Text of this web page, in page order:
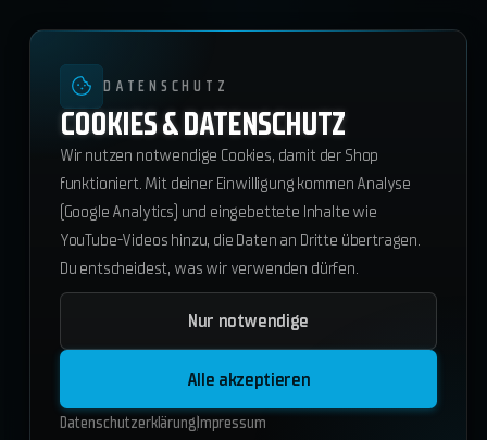
Starterpack 1,5 214.20€
DATENSCHUTZ
COOKIES & DATENSCHUTZ
Wir nutzen notwendige Cookies, damit der Shop
funktioniert. Mit deiner Einwilligung kommen Analyse
(Google Analytics) und eingebettete Inhalte wie
YouTube-Videos hinzu, die Daten an Dritte übertragen.
Du entscheidest, was wir verwenden dürfen.
Nur notwendige
Alle akzeptieren
Datenschutzerklärung Impressum